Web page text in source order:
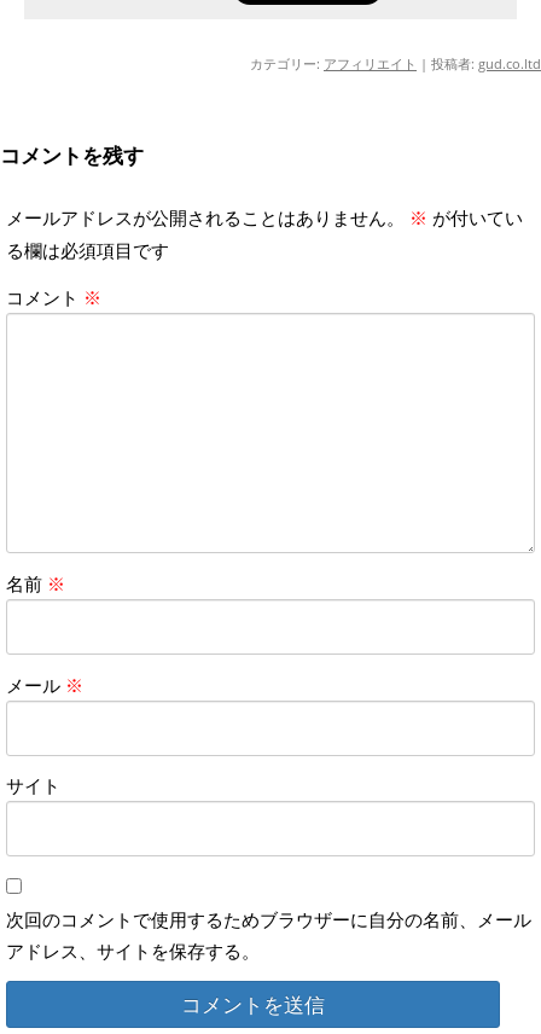
カテゴリー: アフィリエイト | 投稿者: gud.co.ltd
コメントを残す
メールアドレスが公開されることはありません。 ※ が付いてい
る欄は必須項目です
コメント ※
名前 ※
メール ※
サイト
次回のコメントで使用するためブラウザーに自分の名前、メール
アドレス、サイトを保存する。